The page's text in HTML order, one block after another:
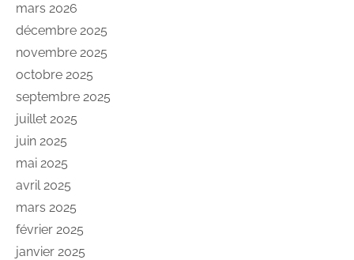
mars 2026
décembre 2025
novembre 2025
octobre 2025
septembre 2025
juillet 2025
juin 2025
mai 2025
avril 2025
mars 2025
février 2025
janvier 2025